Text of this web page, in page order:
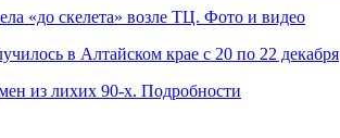
«до скелета» возле ТЦ. Фото и видео
в Алтайском крае с 20 по 22 декабря
из лихих 90-х. Подробности